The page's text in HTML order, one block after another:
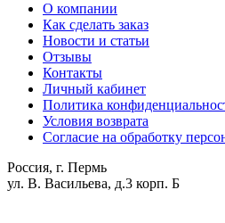
О компании
Как сделать заказ
Новости и статьи
Отзывы
Контакты
Личный кабинет
Политика
Условия возврата
Согласие на обработку
Россия, г. Пермь
ул. В. Васильева, д.3 корп. Б